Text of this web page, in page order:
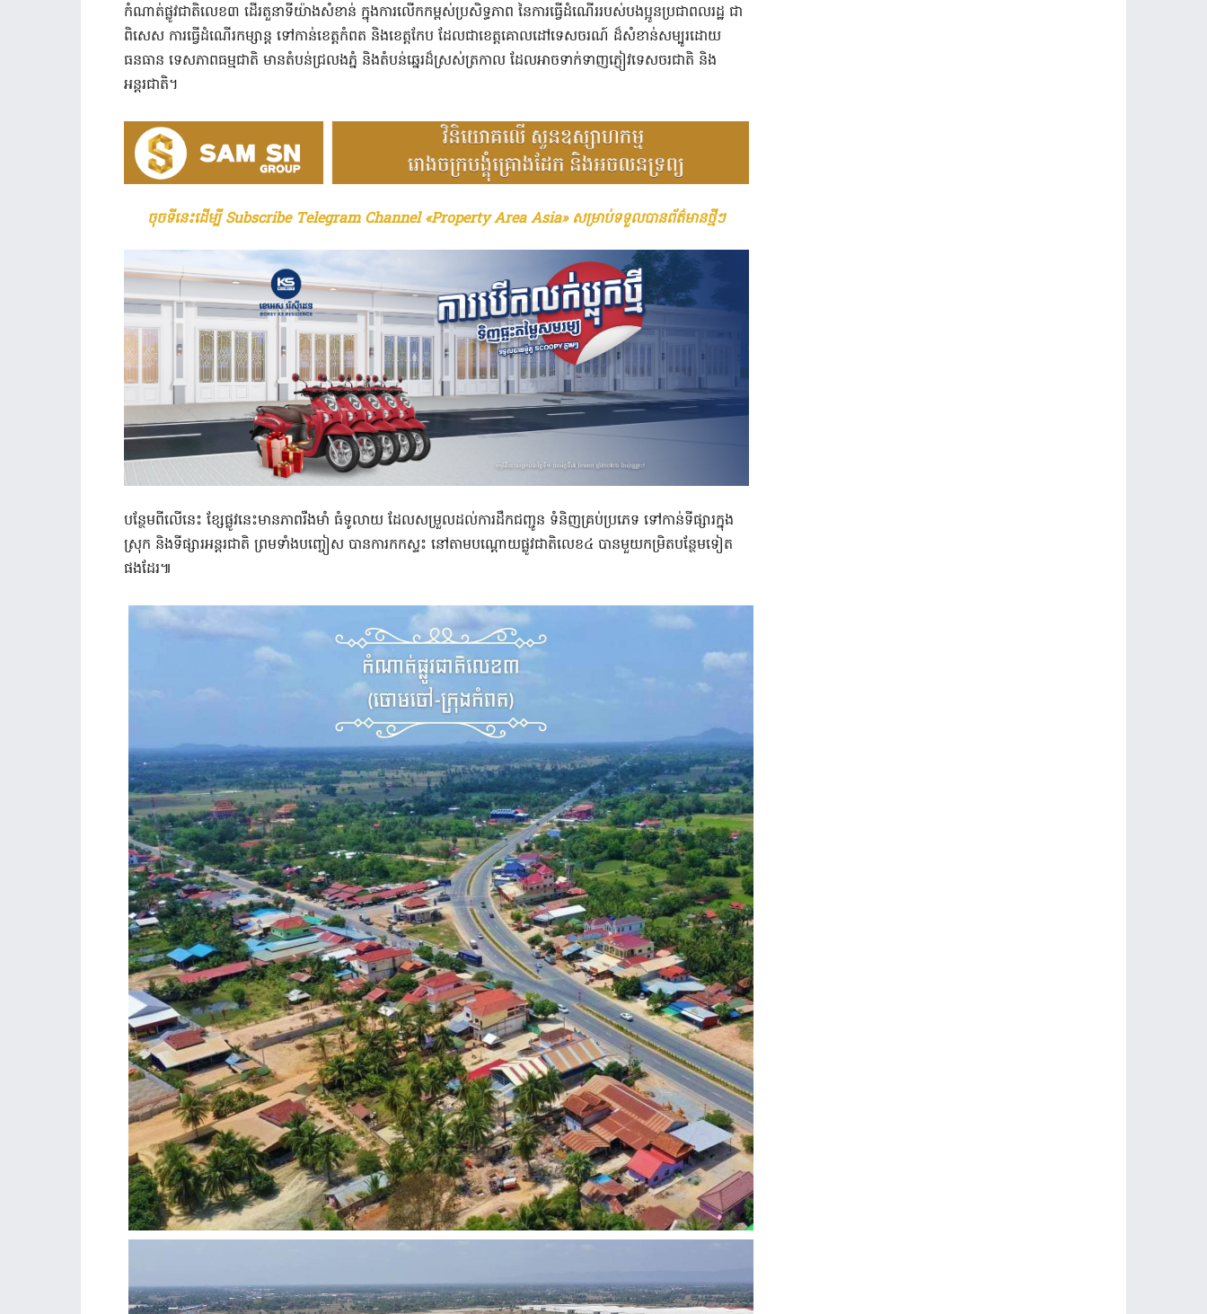
កំណាត់ផ្លូវជាតិលេខ៣ ដើរតួនាទីយ៉ាងសំខាន់ ក្នុងការលើកកម្ពស់ប្រសិទ្ធភាព នៃការធ្វើដំណើររបស់បងប្អូនប្រជាពលរដ្ឋ ជា
ពិសេស ការធ្វើដំណើរកម្សាន្ត ទៅកាន់ខេត្តកំពត និងខេត្តកែប ដែលជាខេត្តគោលដៅទេសចរណ៍ ដ៏សំខាន់សម្បូ​រដោយ
ធនធាន ទេសភាពធម្មជាតិ មានតំបន់ជ្រលងភ្នំ និងតំបន់ឆ្នេរដ៏ស្រស់ត្រកាល ដែលអាចទាក់ទាញភ្ញៀវទេសចរជាតិ និង
អន្តរជាតិ។
ចុចទីនេះដើម្បី Subscribe Telegram Channel «Property Area Asia» សម្រាប់ទទួលបានព័ត៌មានថ្មីៗ
បន្ថែមពីលើនេះ ខ្សែផ្លូវនេះមានភាពរឹងមាំ ធំទូលាយ ដែលសម្រួលដល់ការដឹកជញ្ជូន ទំនិញគ្រប់ប្រភេទ ទៅកាន់ទីផ្សារក្នុង
ស្រុក និងទីផ្សារអន្តរជាតិ ព្រមទាំងបញ្ចៀស បានការកកស្ទះ នៅតាមបណ្ដោយផ្លូវជាតិលេខ៤ បានមួយកម្រិតបន្ថែមទៀត
ផងដែរ៕